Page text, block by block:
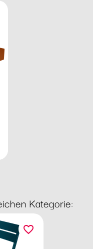
Kategorie:
favorite_border